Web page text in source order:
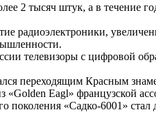
2 тысяч штук, а в течение
радиоэлектроники,
телевизоры с цифровой
переходящим Красным
Eagl» французской
поколения «Садко-6001»